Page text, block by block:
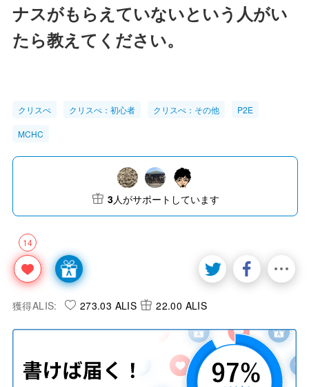
ナスがもらえていないという人がい
たら教えてください。
クリスぺ クリスぺ：初心者 クリスぺ：その他 P2E
MCHC
14
3人がサポートしています
獲得ALIS: 273.03 ALIS 22.00 ALIS